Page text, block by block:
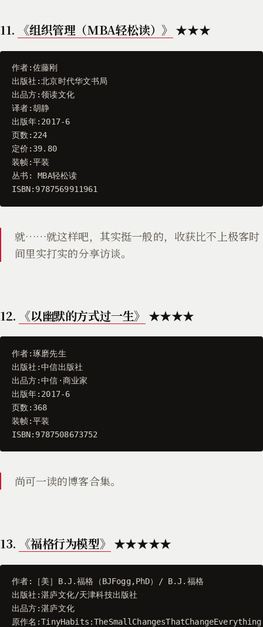
11. 《组织管理（MBA轻松读）》 ★★★
作者:佐藤刚
出版社 :北京时代华文书局
出品方:领读文化
译者:胡静
出版年: 2017-6
页数 : 224
定价 : 39.80
装帧:平装
丛书 :
MBA轻松读
ISBN: 9787569911961
就……就这样吧，其实挺一般的，收获比不上极客时
间里实打实的分享访谈。
12. 《以幽默的方式过一生》 ★★★★
作者:琢磨先生
出版社 :中信出版社
出品方:中信 ·商业家
出版年: 2017-6
页数 : 368
装帧:平装
ISBN: 9787508673752
尚可一读的博客合集。
13. 《福格行为模型》 ★★★★★
作者: ［美］ B.J .福格 （BJFogg,PhD） / B.J . 福格
出版社 :湛庐文化/天津科技出版社
出品方:湛庐文化
原作名 :TinyHabits :TheSmallChangesThatChangeEverything